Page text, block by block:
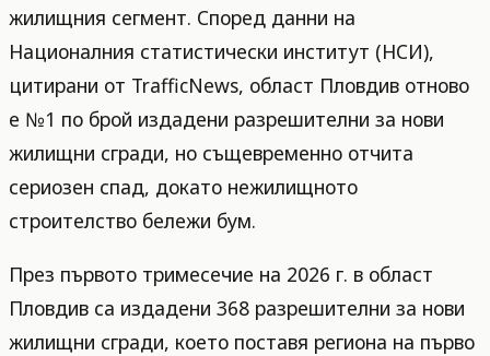
жилищния сегмент. Според данни на
Националния статистически институт (НСИ),
цитирани от TrafficNews, област Пловдив отново
е №1 по брой издадени разрешителни за нови
жилищни сгради, но същевременно отчита
сериозен спад, докато нежилищното
строителство бележи бум.
През първото тримесечие на 2026 г. в област
Пловдив са издадени 368 разрешителни за нови
жилищни сгради, което поставя региона на първо